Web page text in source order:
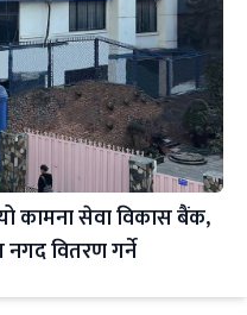
कामना सेवा विकास बैंक,
वितरण गर्ने